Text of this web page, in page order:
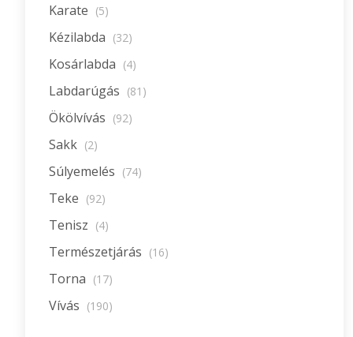
Karate (5)
Kézilabda (32)
Kosárlabda (4)
Labdarúgás (81)
Ökölvívás (92)
Sakk (2)
Súlyemelés (74)
Teke (92)
Tenisz (4)
Természetjárás (16)
Torna (17)
Vívás (190)